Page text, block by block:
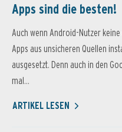
Apps sind die besten!
Auch wenn Android-Nutzer
Apps aus unsicheren Quellen
ausgesetzt. Denn auch in den
mal...
ARTIKEL LESEN